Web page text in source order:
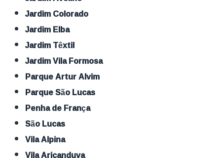
Jardim Colorado
Jardim Elba
Jardim Têxtil
Jardim Vila Formosa
Parque Artur Alvim
Parque São Lucas
Penha de França
São Lucas
Vila Alpina